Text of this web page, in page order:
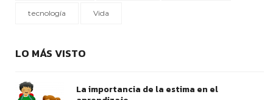
tecnología Vida
LO MÁS VISTO
La importancia de la estima en el